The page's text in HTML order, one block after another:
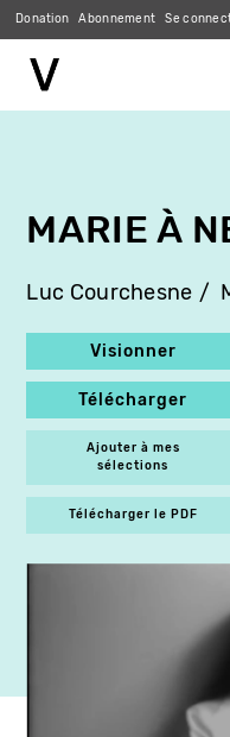
Donation Abonnement Se
MARIE À
Luc Courchesne
Visionner
Télécharger
Ajouter à mes
sélections
Télécharger le PDF